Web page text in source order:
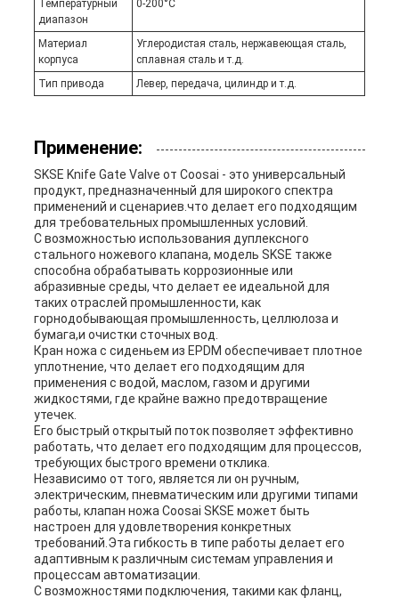
Температурный
диапазон
0-200°С
Материал
корпуса
Углеродистая сталь, нержавеющая сталь,
сплавная сталь и т.д.
Тип привода
Левер, передача, цилиндр и т.д.
Применение:
SKSE Knife Gate Valve от Coosai - это универсальный
продукт, предназначенный для широкого спектра
применений и сценариев.что делает его подходящим
для требовательных промышленных условий.
С возможностью использования дуплексного
стального ножевого клапана, модель SKSE также
способна обрабатывать коррозионные или
абразивные среды, что делает ее идеальной для
таких отраслей промышленности, как
горнодобывающая промышленность, целлюлоза и
бумага,и очистки сточных вод.
Кран ножа с сиденьем из EPDM обеспечивает плотное
уплотнение, что делает его подходящим для
применения с водой, маслом, газом и другими
жидкостями, где крайне важно предотвращение
утечек.
Его быстрый открытый поток позволяет эффективно
работать, что делает его подходящим для процессов,
требующих быстрого времени отклика.
Независимо от того, является ли он ручным,
электрическим, пневматическим или другими типами
работы, клапан ножа Coosai SKSE может быть
настроен для удовлетворения конкретных
требований.Эта гибкость в типе работы делает его
адаптивным к различным системам управления и
процессам автоматизации.
С возможностями подключения, такими как фланц,